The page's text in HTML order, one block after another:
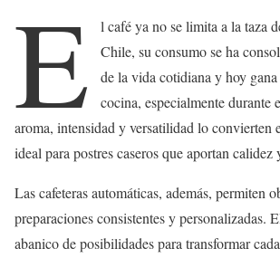
E
l café ya no se limita a la taza
Chile, su consumo se ha
de la vida cotidiana y hoy
cocina, especialmente durante
aroma, intensidad y versatilidad lo convierten
ideal para postres caseros que aportan calidez
Las cafeteras automáticas, además, permiten
preparaciones consistentes y personalizadas.
abanico de posibilidades para transformar